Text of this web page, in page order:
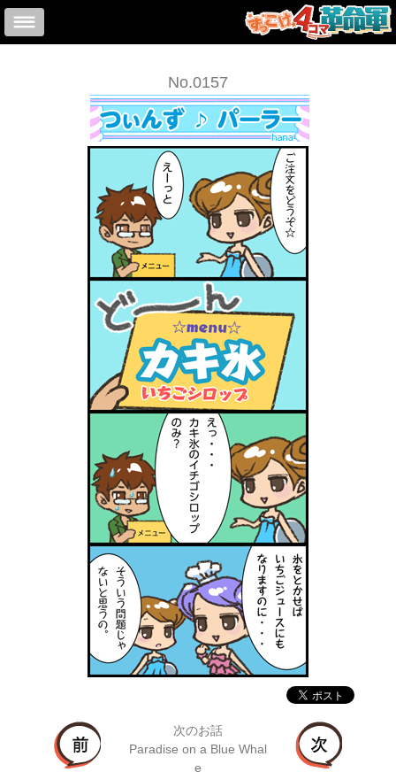
No.0157
次のお話
Paradise on a Blue Whal
e